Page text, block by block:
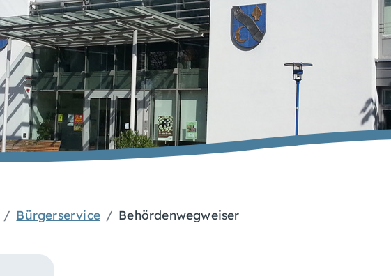
Bürgerservice Behördenwegweiser